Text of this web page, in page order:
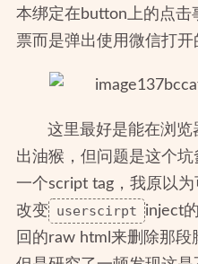
本绑定在button上的点击
票而是弹出使用微信打开
这里最好是能在浏
出油猴，但问题是这个
一个script tag，我原以
改变
userscirpt inject
回的raw html来删除那段